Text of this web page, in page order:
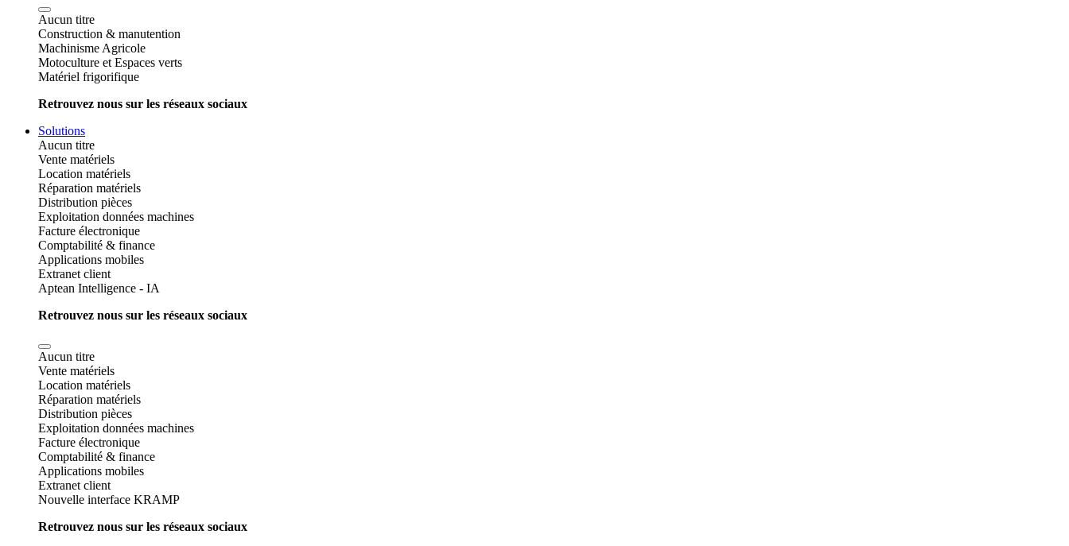
Aucun titre
Construction & manutention
Machinisme Agricole
Motoculture et Espaces verts
Matériel frigorifique
Retrouvez nous sur les réseaux sociaux
Solutions
Aucun titre
Vente matériels
Location matériels
Réparation matériels
Distribution pièces
Exploitation données machines
Facture électronique
Comptabilité & finance
Applications mobiles
Extranet client
Aptean Intelligence - IA
Retrouvez nous sur les réseaux sociaux
Aucun titre
Vente matériels
Location matériels
Réparation matériels
Distribution pièces
Exploitation données machines
Facture électronique
Comptabilité & finance
Applications mobiles
Extranet client
Nouvelle interface KRAMP
Retrouvez nous sur les réseaux sociaux